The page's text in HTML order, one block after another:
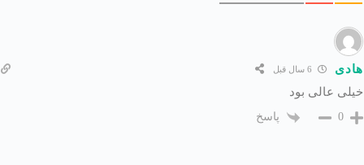
هادی
خیلی عالی بود
0 پاسخ